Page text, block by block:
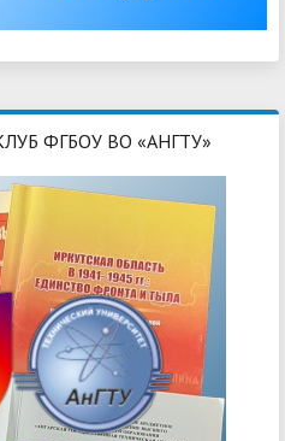
ФГБОУ ВО «АНГТУ»